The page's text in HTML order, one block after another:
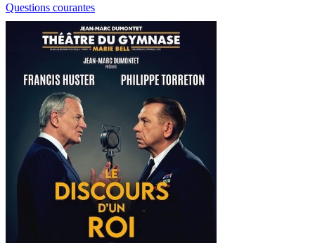
Questions courantes